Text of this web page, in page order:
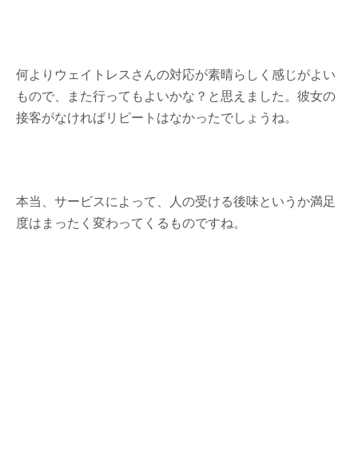
何よりウェイトレスさんの対応が素晴らしく感じがよい
もので、また行ってもよいかな？と思えました。彼女の
接客がなければリピートはなかったでしょうね。
本当、サービスによって、人の受ける後味というか満足
度はまったく変わってくるものですね。